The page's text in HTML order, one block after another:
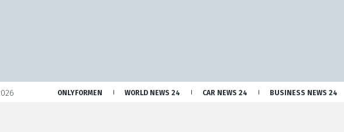
ONLYFORMEN WORLD NEWS 24 CAR NEWS 24 BUSINESS NEWS 24